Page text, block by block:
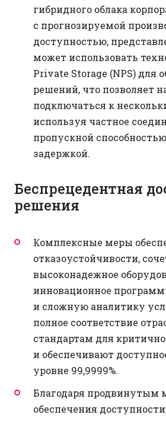
гибридного облака
с прогнозируемой
доступностью,
может использовать
Private Storage (NPS) для
решений, что позволяет
подключаться к
используя частное
пропускной
задержкой.
Беспрецедентная
решения
Комплексные меры
отказоустойчивости,
высоконадежное
инновационное
и сложную аналитику
полное соответствие
стандартам для
и обеспечивают
уровне 99,9999%.
Благодаря продвинутым
обеспечения